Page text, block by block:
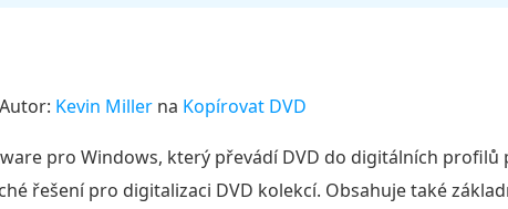
Autor: Kevin Miller na Kopírovat DVD
pro Windows, který převádí DVD do digitálních
řešení pro digitalizaci DVD kolekcí. Obsahuje také